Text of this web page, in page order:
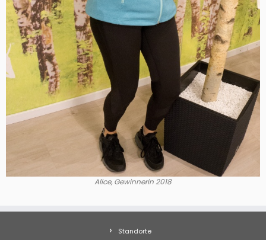
Alice, Gewinnerin 2018
Standorte